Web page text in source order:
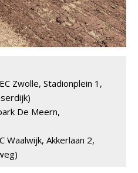
Zwolle, Stadionplein 1,
De Meern,
Waalwijk, Akkerlaan 2,